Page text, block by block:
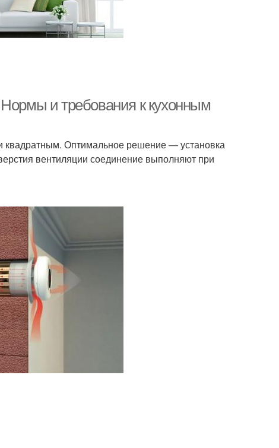
и требования к кухонным
квадратным. Оптимальное решение — установка
вентиляции соединение выполняют при